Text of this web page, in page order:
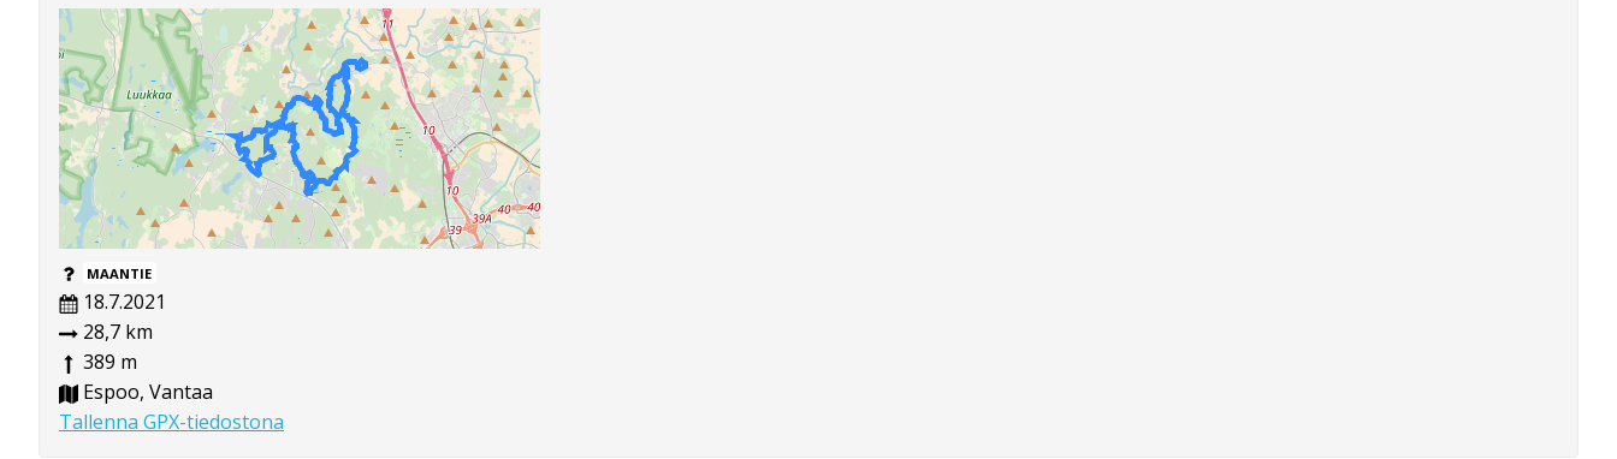
MAANTIE
18.7.2021
28,7 km
389 m
Espoo, Vantaa
Tallenna GPX-tiedostona